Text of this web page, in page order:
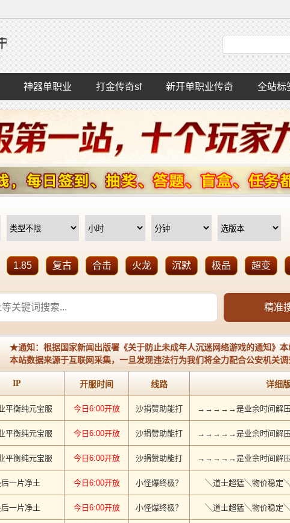
神器单职业 打金传奇sf 新开单职业传奇 全站标